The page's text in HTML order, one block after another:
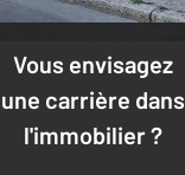
Vous envisagez
une carrière dans
l'immobilier ?